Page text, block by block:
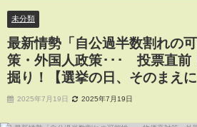
未分類
最新情勢「自公過半数割れの
策・外国人政策･･･ 投票直前
掘り！【選挙の日、そのまえに
2025年7月19日 2025年7月19日